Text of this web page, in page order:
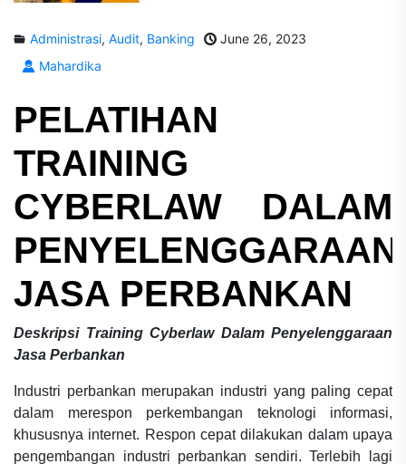
Administrasi, Audit, Banking
June 26, 2023
Mahardika
PELATIHAN
TRAINING
CYBERLAW DALAM
PENYELENGGARAAN
JASA PERBANKAN
Deskripsi Training Cyberlaw Dalam Penyelenggaraan
Jasa Perbankan
Industri perbankan merupakan industri yang paling cepat
dalam merespon perkembangan teknologi informasi,
khususnya internet. Respon cepat dilakukan dalam upaya
pengembangan industri perbankan sendiri. Terlebih lagi